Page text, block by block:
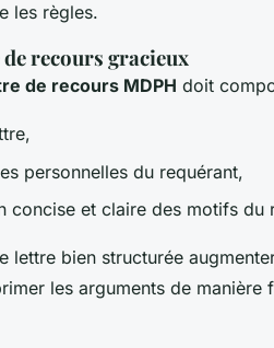
les règles.
recours gracieux
de recours MDPH doit
personnelles du requérant,
concise et claire des motifs du
lettre bien structurée
les arguments de